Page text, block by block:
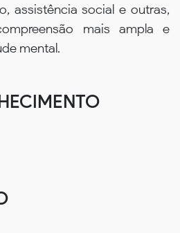
assistência social e outras,
mais ampla e
mental.